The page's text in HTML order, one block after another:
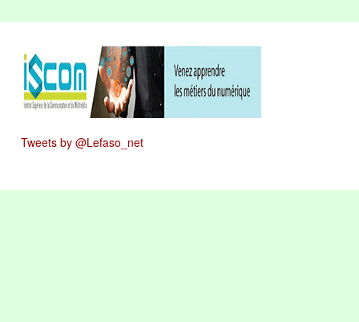
Tweets by @Lefaso_net